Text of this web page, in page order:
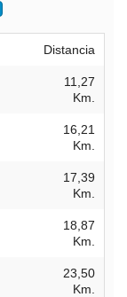
Distancia
11,27
Km.
16,21
Km.
17,39
Km.
18,87
Km.
23,50
Km.